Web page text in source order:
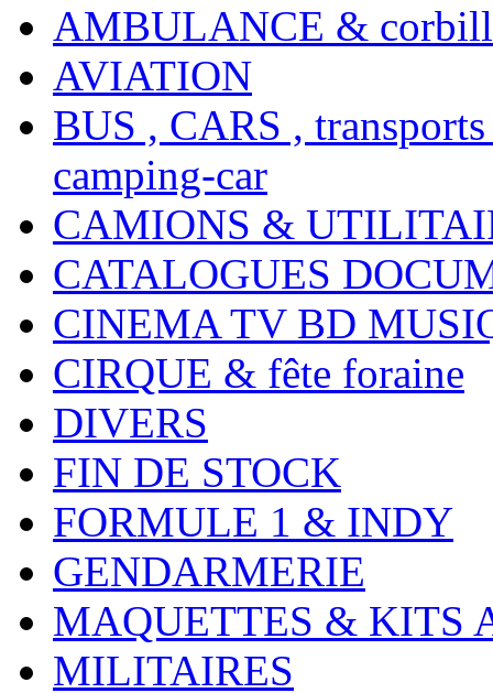
AMBULANCE &
AVIATION
BUS , CARS ,
camping-car
CAMIONS &
CATALOGUES
CINEMA TV BD
CIRQUE & fête foraine
DIVERS
FIN DE STOCK
FORMULE 1 & INDY
GENDARMERIE
MAQUETTES & KITS
MILITAIRES